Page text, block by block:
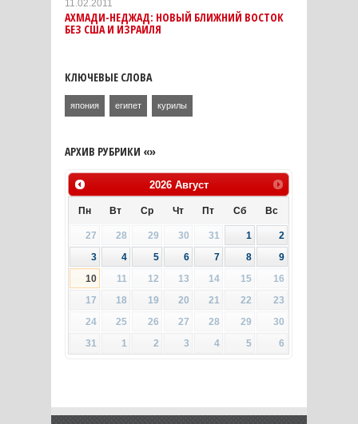
11.02.2011
АХМАДИ-НЕДЖАД: НОВЫЙ БЛИЖНИЙ ВОСТОК
БЕЗ США И ИЗРАИЛЯ
КЛЮЧЕВЫЕ СЛОВА
япония египет курилы
АРХИВ РУБРИКИ «»
2026 Август
Пн Вт Ср Чт Пт Сб Вс
27 28 29 30 31 1
2
3
4 5 6 7 8
9
10
11 12 13 14 15
16
17
18 19 20 21 22
23
24
25 26 27 28 29
30
31
1 2 3 4 5 6